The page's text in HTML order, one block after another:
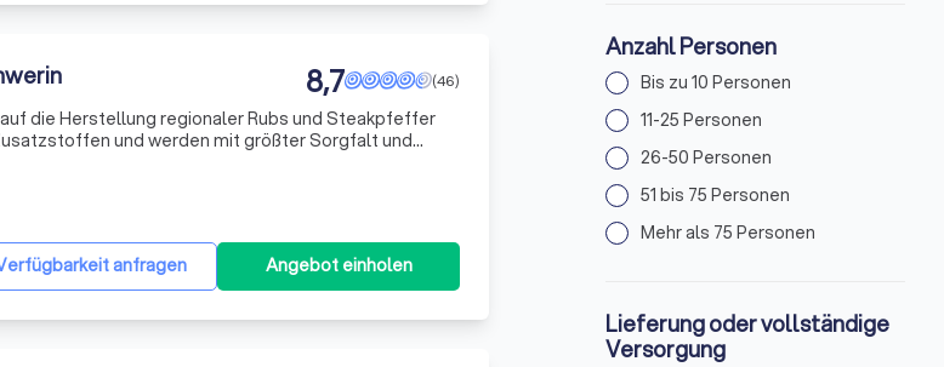
(46)
8,7
die Herstellung regionaler Rubs und Steakpfeffer
und werden mit größter Sorgfalt und
anfragen Angebot einholen
Anzahl Personen
Bis zu 10 Personen
11-25 Personen
26-50 Personen
51 bis 75 Personen
Mehr als 75 Personen
Lieferung oder vollständige
Versorgung